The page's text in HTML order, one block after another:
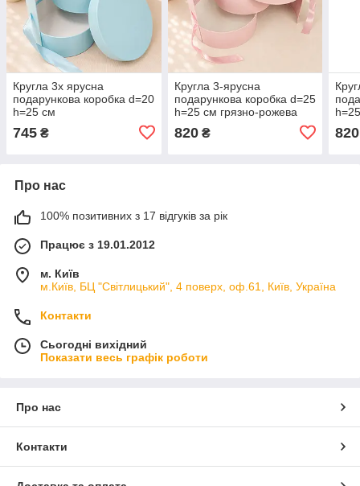
Кругла 3х ярусна
подарункова коробка d=20
h=25 см
745 ₴
Кругла 3-ярусна
подарункова коробка d=25
h=25 см грязно-рожева
820₴ 820
Про нас
100% позитивних з 17 відгуків за рік
Працює з 19.01.2012
м. Київ
м.Київ, БЦ "Світлицький", 4 поверх, оф.61, Київ, Україна
Контакти
Сьогодні вихідний
Показати весь графік роботи
Про нас
Контакти